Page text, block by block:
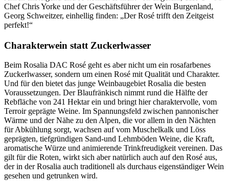
Chef Chris Yorke und der Geschäftsführer der Wein Burgenland,
Georg Schweitzer, einhellig finden: „Der Rosé trifft den Zeitgeist
perfekt!“
Charakterwein statt Zuckerlwasser
Beim Rosalia DAC Rosé geht es aber nicht um ein rosafarbenes
Zuckerlwasser, sondern um einen Rosé mit Qualität und Charakter.
Und für den bietet das junge Weinbaugebiet Rosalia die besten
Voraussetzungen. Der Blaufränkisch nimmt rund die Hälfte der
Rebfläche von 241 Hektar ein und bringt hier charaktervolle, vom
Terroir geprägte Weine. Im Spannungsfeld zwischen pannonischer
Wärme und der Nähe zu den Alpen, die vor allem in den Nächten
für Abkühlung sorgt, wachsen auf vom Muschelkalk und Löss
geprägten, tiefgründigen Sand-und Lehmböden Weine, die Kraft,
aromatische Würze und animierende Trinkfreudigkeit vereinen. Das
gilt für die Roten, wirkt sich aber natürlich auch auf den Rosé aus,
der in der Rosalia auch traditionell als durchaus eigenständiger Wein
gesehen und getrunken wird.